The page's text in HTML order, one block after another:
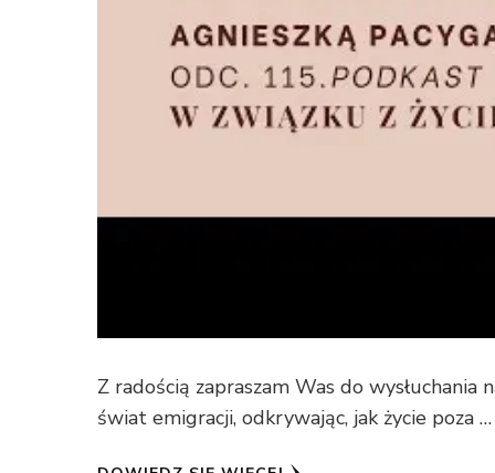
Z radością zapraszam Was do
świat emigracji, odkrywając, jak życie poza …